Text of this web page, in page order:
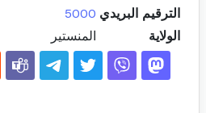
الترقيم البريدي 5000
الولاية
المنستير